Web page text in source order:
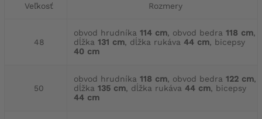
Veľkosť Rozmery
48
obvod hrudníka 114 cm, obvod bedra 118 cm,
dĺžka 131 cm, dĺžka rukáva 44 cm, bicepsy
40 cm
50
obvod hrudníka 118 cm, obvod bedra 122 cm,
dĺžka 135 cm, dĺžka rukáva 44 cm, bicepsy
44 cm